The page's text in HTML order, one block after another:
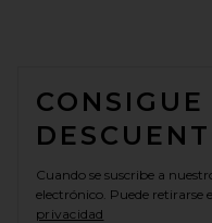
Cuando se suscribe a
electrónico. Puede
privacidad